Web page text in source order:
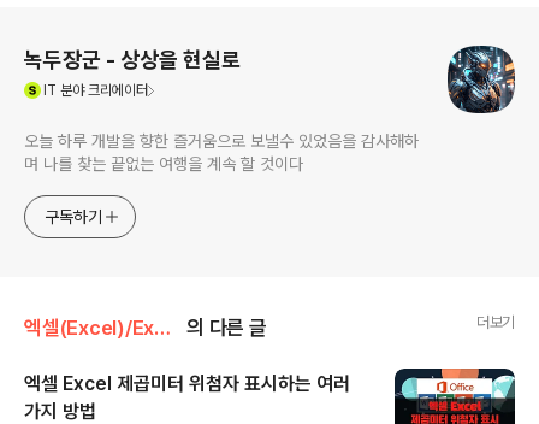
녹두장군 - 상상을 현실로
IT 분야 크리에이터
오늘 하루 개발을 향한 즐거움으로 보낼수 있었음을 감사해하
며 나를 찾는 끝없는 여행을 계속 할 것이다
구독하기
엑셀(Excel)/Excel 의 다른 글 더보기
엑셀 Excel 제곱미터 위첨자 표시하는 여러
가지 방법